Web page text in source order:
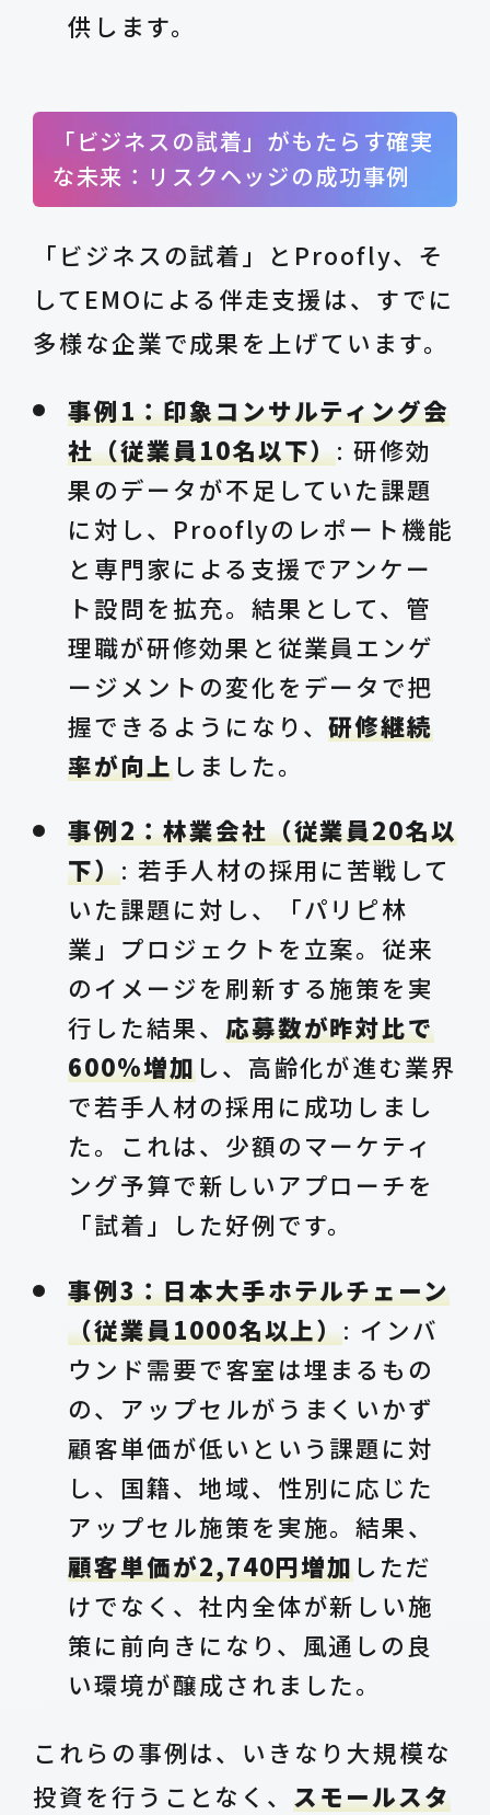
供します。
「ビジネスの試着」がもたらす確実
な未来：リスクヘッジの成功事例
「ビジネスの試着」とProofly、そ
してEMOによる伴走支援は、すでに
多様な企業で成果を上げています。
事例1：印象コンサルティング会
社（従業員10名以下）: 研修効
果のデータが不足していた課題
に対し、Prooflyのレポート機能
と専門家による支援でアンケー
ト設問を拡充。結果として、管
理職が研修効果と従業員エンゲ
ージメントの変化をデータで把
握できるようになり、研修継続
率が向上しました。
事例2：林業会社（従業員20名以
下）: 若手人材の採用に苦戦して
いた課題に対し、「パリピ林
業」プロジェクトを立案。従来
のイメージを刷新する施策を実
行した結果、 応募数が昨対比で
600%増加し、高齢化が進む業界
で若手人材の採用に成功しまし
た。これは、少額のマーケティ
ング予算で新しいアプローチを
「試着」した好例です。
事例3：日本大手ホテルチェーン
（従業員1000名以上）: インバ
ウンド需要で客室は埋まるもの
の、アップセルがうまくいかず
顧客単価が低いという課題に対
し、国籍、地域、性別に応じた
アップセル施策を実施。結果、
顧客単価が2,740円増加しただ
けでなく、社内全体が新しい施
策に前向きになり、風通しの良
い環境が醸成されました。
これらの事例は、いきなり大規模な
投資を行うことなく、スモールスタ